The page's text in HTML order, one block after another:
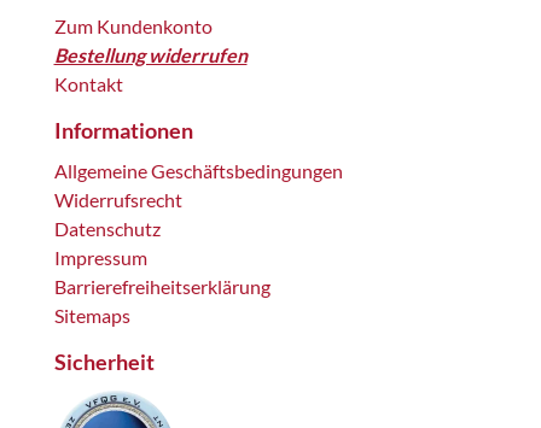
Zum Kundenkonto
Bestellung widerrufen
Kontakt
Informationen
Allgemeine Geschäftsbedingungen
Widerrufsrecht
Datenschutz
Impressum
Barrierefreiheitserklärung
Sitemaps
Sicherheit